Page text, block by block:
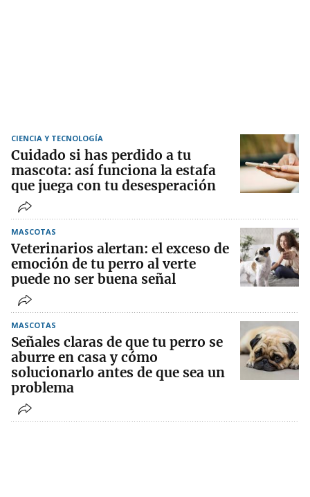
CIENCIA Y TECNOLOGÍA
Cuidado si has perdido a tu
mascota: así funciona la estafa
que juega con tu desesperación
MASCOTAS
Veterinarios alertan: el exceso de
emoción de tu perro al verte
puede no ser buena señal
MASCOTAS
Señales claras de que tu perro se
aburre en casa y cómo
solucionarlo antes de que sea un
problema